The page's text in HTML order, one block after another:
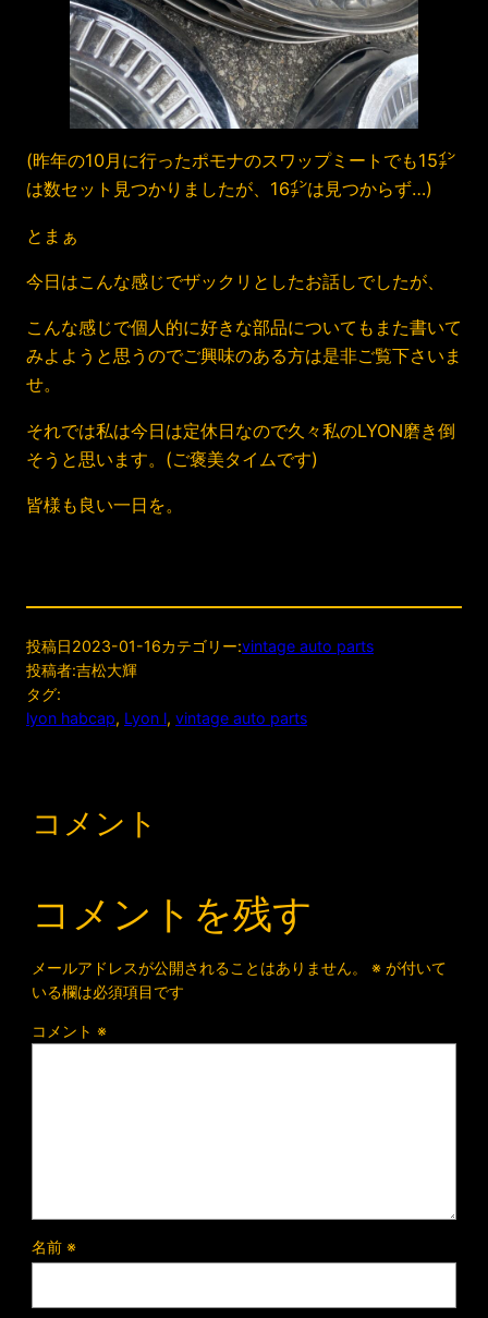
(昨年の10月に行ったポモナのスワップミートでも15㌅
は数セット見つかりましたが、16㌅は見つからず…)
とまぁ
今日はこんな感じでザックリとしたお話しでしたが、
こんな感じで個人的に好きな部品についてもまた書いて
みよようと思うのでご興味のある方は是非ご覧下さいま
せ。
それでは私は今日は定休日なので久々私のLYON磨き倒
そうと思います。(ご褒美タイムです)
皆様も良い一日を。
投稿日2023-01-16カテゴリー:vintage auto parts
投稿者:吉松大輝
タグ:
lyon habcap, Lyon l, vintage auto parts
コメント
コメントを残す
メールアドレスが公開されることはありません。 ※が付いて
いる欄は必須項目です
コメント ※
名前 ※